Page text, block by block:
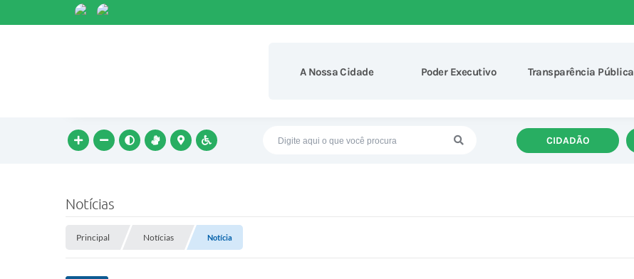
A Nossa Cidade Poder Executivo Transparência Pública
CIDADÃO
Notícias
Principal Notícias Notícia